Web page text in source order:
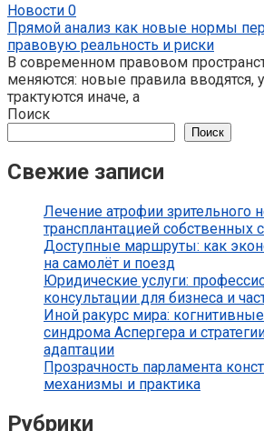
Новости 0
Прямой анализ как новые нормы
правовую реальность и риски
В современном правовом
меняются: новые правила вводятся,
трактуются иначе, а
Поиск
Поиск
Свежие записи
Лечение атрофии зрительного
трансплантацией собственных
Доступные маршруты: как
на самолёт и поезд
Юридические услуги:
консультации для бизнеса и
Иной ракурс мира:
синдрома Аспергера и
адаптации
Прозрачность парламента
механизмы и практика
Рубрики